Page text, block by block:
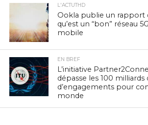
L'ACTUTHD
Ookla publie un rapport
qu’est un “bon” réseau
mobile
EN BREF
L’initiative
dépasse les 100 milliards
d’engagements pour
monde